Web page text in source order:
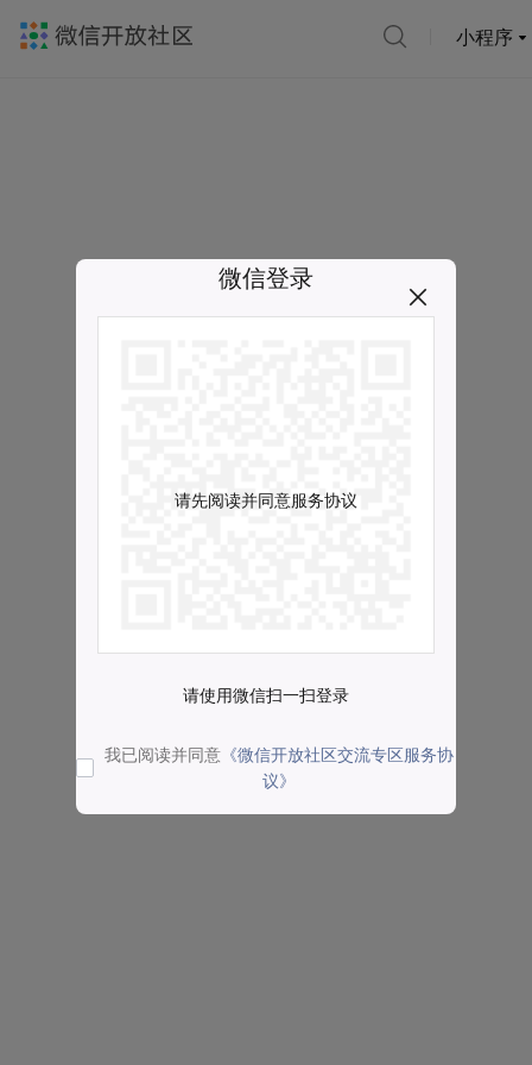
小程序
微信登录
请先阅读并同意服务协议
请使用微信扫一扫登录
我已阅读并同意 《微信开放社区交流专区服务协
议》